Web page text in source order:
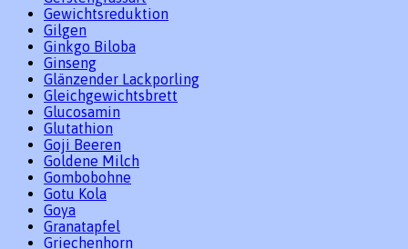
Gewichtsreduktion
Gilgen
Ginkgo Biloba
Ginseng
Glänzender Lackporling
Gleichgewichtsbrett
Glucosamin
Glutathion
Goji Beeren
Goldene Milch
Gombobohne
Gotu Kola
Goya
Granatapfel
Griechenhorn